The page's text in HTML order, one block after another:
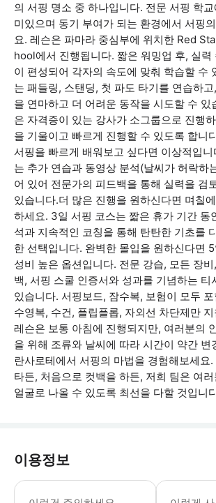
의 서핑 명소 중 하나입니다. 전문 서핑 학
미있으며 동기 부여가 되는 환경에서 서핑
요. 레슨은 파마라 중심부에 위치한 Red
hool에서 진행됩니다. 짧은 워밍업 후, 실력
이 편성되어 각자의 속도에 맞춰 학습할 수
는 패들링, 스탠딩, 첫 파도 타기를 연습하
을 연마하고 더 어려운 동작을 시도할 수 있
은 자격증이 있는 강사가 소그룹으로 진행
을 기울이고 빠르게 진행할 수 있도록 합니
서핑을 빠르게 배워보고 싶다면 이상적입
는 추가 연습과 동영상 분석(날씨가 허락하
어 있어 전문가의 피드백을 통해 실력을 검
있습니다.더 많은 진행을 원하신다면 며칠
하세요. 3일 서핑 코스는 짧은 휴가 기간 동
석과 지속적인 코칭을 통해 탄탄한 기초를
한 선택입니다. 완벽한 몰입을 원하신다면
성비 높은 옵션입니다. 전문 강습, 모든 장
백, 서핑 스쿨 인증서와 성과를 기념하는 티
있습니다. 서핑보드, 잠수복, 보험이 모두
수영복, 수건, 플립플롭, 자외선 차단제만
레슨은 보통 아침에 진행되지만, 여러분의
을 위해 조류와 날씨에 따라 시간이 약간 변
란사로테에서 서핑의 마법을 경험해보세요
타든, 처음으로 컷백을 하든, 저희 팀은 여
얼굴로 나올 수 있도록 최선을 다할 것입니
이용정보
레슨 시작 30